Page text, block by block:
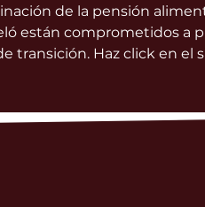
de la pensión
están comprometidos a
transición. Haz click en el